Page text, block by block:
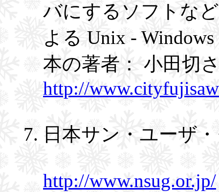
バにするソフトな
よる Unix -
本の著者： 小田切
http://
日本サン・ユーザ
http://www.nsug.or.jp/